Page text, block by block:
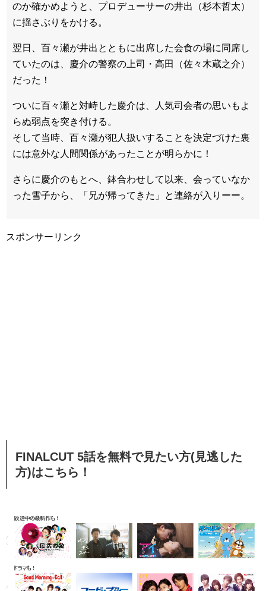
のか確かめようと、プロデューサーの井出（杉本哲太）
に揺さぶりをかける。
翌日、百々瀬が井出とともに出席した会食の場に同席し
ていたのは、慶介の警察の上司・高田（佐々木蔵之介）
だった！
ついに百々瀬と対峙した慶介は、人気司会者の思いもよ
らぬ弱点を突き付ける。
そして当時、百々瀬が犯人扱いすることを決定づけた裏
には意外な人間関係があったことが明らかに！
さらに慶介のもとへ、鉢合わせして以来、会っていなか
った雪子から、「兄が帰ってきた」と連絡が入りーー。
スポンサーリンク
FINALCUT 5話を無料で見たい方(見逃した
方)はこちら！